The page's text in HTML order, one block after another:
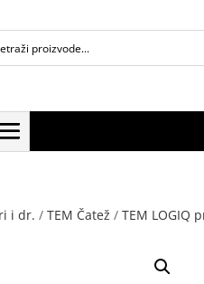
i dr. /TEM Čatež /TEM LOGIQ